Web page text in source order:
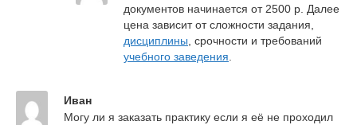
документов начинается от 2500 р. Далее
дисциплины
учебного заведения
Иван
Могу ли я заказать практику если я её не проходил